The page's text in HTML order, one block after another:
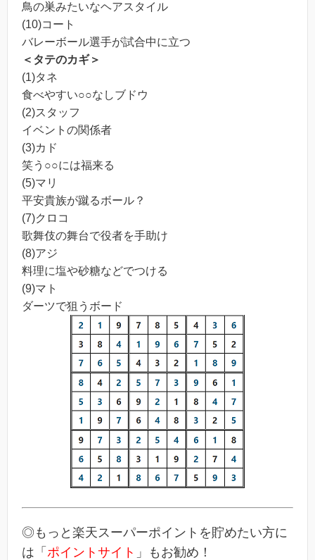
鳥の巣みたいなヘアスタイル
(10)コート
バレーボール選手が試合中に立つ
＜タテのカギ＞
(1)タネ
食べやすい○○なしブドウ
(2)スタッフ
イベントの関係者
(3)カド
笑う○○には福来る
(5)マリ
平安貴族が蹴るボール？
(7)クロコ
歌舞伎の舞台で役者を手助け
(8)アジ
料理に塩や砂糖などでつける
(9)マト
ダーツで狙うボード
◎もっと楽天スーパーポイントを貯めたい方に
は「 ポイントサイト 」もお勧め！